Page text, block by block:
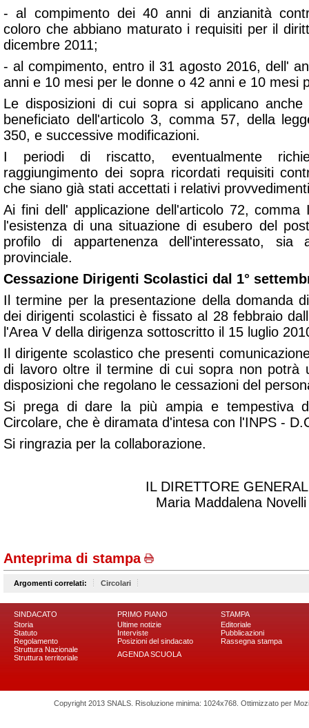
- al compimento dei 40 anni di anzianità
coloro che abbiano maturato i requisiti per il
dicembre 2011;
- al compimento, entro il 31 agosto 2016, dell'
anni e 10 mesi per le donne o 42 anni e 10 mesi
Le disposizioni di cui sopra si applicano
beneficiato dell'articolo 3, comma 57, della
350, e successive modificazioni.
I periodi di riscatto, eventualmente
raggiungimento dei sopra ricordati requisiti
che siano già stati accettati i relativi
Ai fini dell' applicazione dell'articolo 72, comma
l'esistenza di una situazione di esubero del
profilo di appartenenza dell'interessato, sia
provinciale.
Cessazione Dirigenti Scolastici dal 1°
Il termine per la presentazione della domanda
dei dirigenti scolastici è fissato al 28 febbraio
l'Area V della dirigenza sottoscritto il 15 luglio
Il dirigente scolastico che presenti
di lavoro oltre il termine di cui sopra non potrà
disposizioni che regolano le cessazioni del
Si prega di dare la più ampia e tempestiva
Circolare, che è diramata d'intesa con l'INPS -
Si ringrazia per la collaborazione.
IL DIRETTORE
Maria Maddalena Novelli
Anteprima di stampa
Argomenti correlati: Circolari
SINDACATO
Storia
Statuto
Regolamento
Struttura Nazionale
Struttura territoriale
PRIMO PIANO
Ultime notizie
Interviste
Posizioni del sindacato
AGENDA SCUOLA
STAMPA
Editoriale
Pubblicazioni
Rassegna stampa
Copyright 2013 SNALS. Risoluzione minima: 1024x768. Ottimizzato per